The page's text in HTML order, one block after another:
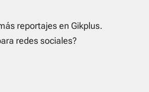
reportajes en Gikplus.
redes sociales?